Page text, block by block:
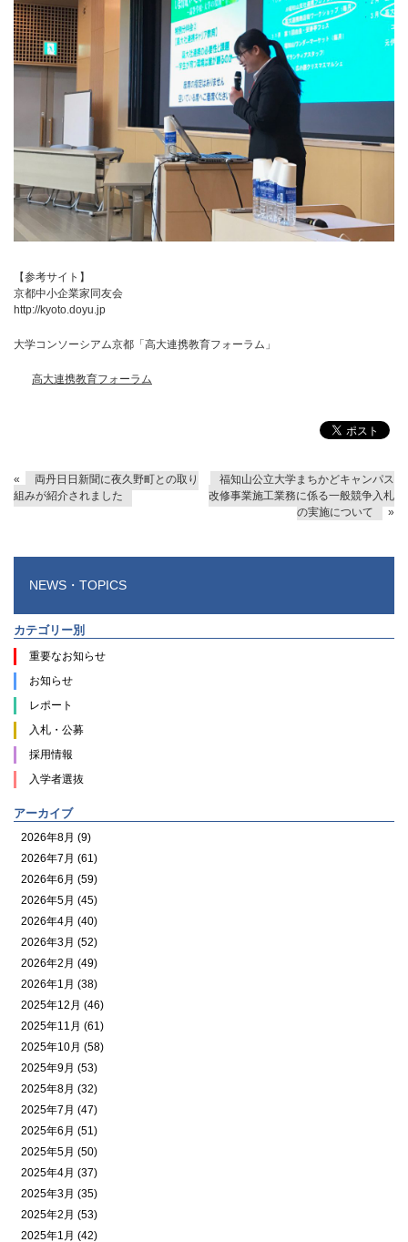
【参考サイト】
京都中小企業家同友会
http://kyoto.doyu.jp
大学コンソーシアム京都「高大連携教育フォーラム」
高大連携教育フォーラム
«
両丹日日新聞に夜久野町との取り
組みが紹介されました
福知山公立大学まちかどキャンパス
改修事業施工業務に係る一般競争入札
の実施について
»
NEWS・TOPICS
カテゴリー別
重要なお知らせ
お知らせ
レポート
入札・公募
採用情報
入学者選抜
アーカイブ
2026年8月 (9)
2026年7月 (61)
2026年6月 (59)
2026年5月 (45)
2026年4月 (40)
2026年3月 (52)
2026年2月 (49)
2026年1月 (38)
2025年12月 (46)
2025年11月 (61)
2025年10月 (58)
2025年9月 (53)
2025年8月 (32)
2025年7月 (47)
2025年6月 (51)
2025年5月 (50)
2025年4月 (37)
2025年3月 (35)
2025年2月 (53)
2025年1月 (42)